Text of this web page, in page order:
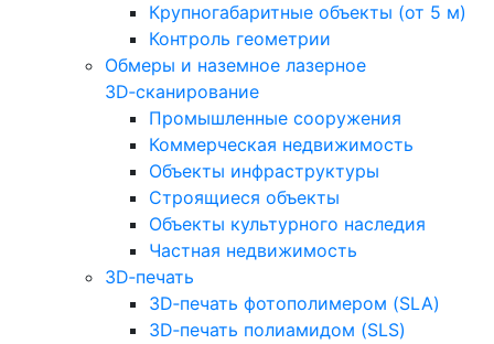
Крупногабаритные объекты (от 5 м)
Контроль геометрии
Обмеры и наземное лазерное
3D‑сканирование
Промышленные сооружения
Коммерческая недвижимость
Объекты инфраструктуры
Строящиеся объекты
Объекты культурного наследия
Частная недвижимость
3D‑печать
3D‑печать фотополимером (SLA)
3D‑печать полиамидом (SLS)